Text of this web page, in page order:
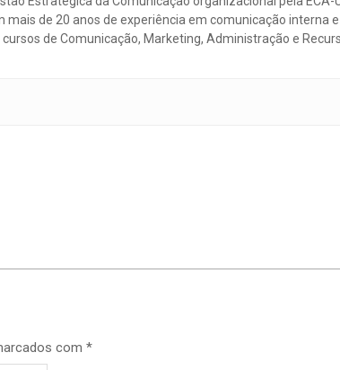
de 20 anos de experiência em comunicação interna e
de Comunicação, Marketing, Administração e
com *